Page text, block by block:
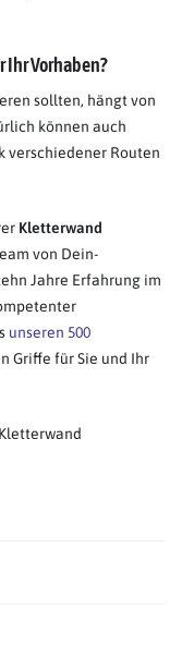
Ihr Vorhaben?
sollten, hängt von
können auch
verschiedener Routen
Kletterwand
von Dein-
Jahre Erfahrung im
unseren 500
Griffe für Sie und Ihr